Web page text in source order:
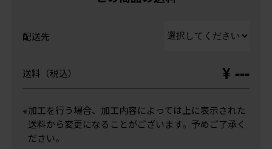
配送先
送料（税込） ¥ ---
※加工を行う場合、加工内容によっては上に表示された
送料から変更になることがございます。予めご了承く
ださい。